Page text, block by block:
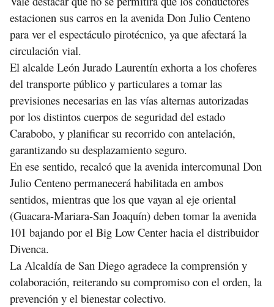
estacionen sus carros en la avenida Don Julio Centeno
para ver el espectáculo pirotécnico, ya que afectará la
circulación vial.
El alcalde León Jurado Laurentín exhorta a los choferes
del transporte público y particulares a tomar las
previsiones necesarias en las vías alternas autorizadas
por los distintos cuerpos de seguridad del estado
Carabobo, y planificar su recorrido con antelación,
garantizando su desplazamiento seguro.
En ese sentido, recalcó que la avenida intercomunal Don
Julio Centeno permanecerá habilitada en ambos
sentidos, mientras que los que vayan al eje oriental
(Guacara-Mariara-San Joaquín) deben tomar la avenida
101 bajando por el Big Low Center hacia el distribuidor
Divenca.
La Alcaldía de San Diego agradece la comprensión y
colaboración, reiterando su compromiso con el orden, la
prevención y el bienestar colectivo.